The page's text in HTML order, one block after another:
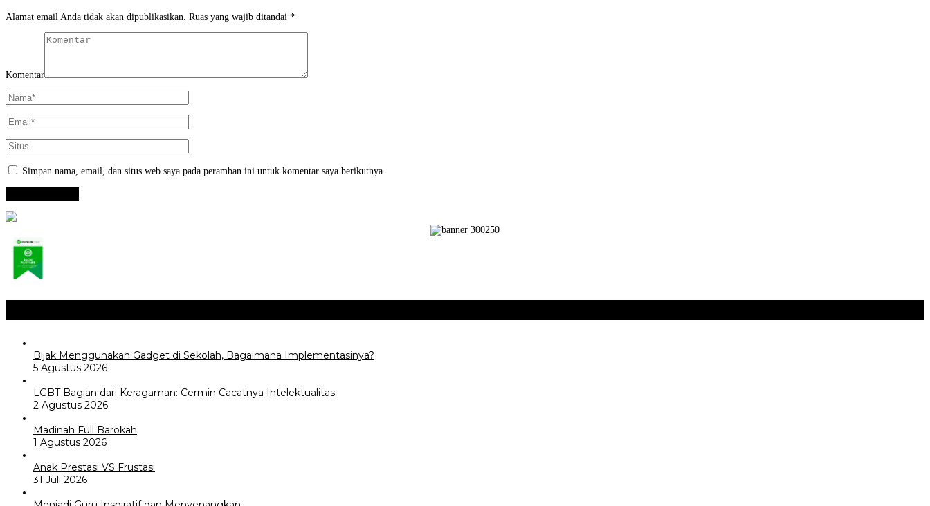
Alamat email Anda tidak akan dipublikasikan. Ruas yang wajib ditandai *
Komentar
Simpan nama, email, dan situs web saya pada peramban ini untuk komentar saya berikutnya.
Bijak Menggunakan Gadget di Sekolah, Bagaimana Implementasinya?
5 Agustus 2026
LGBT Bagian dari Keragaman: Cermin Cacatnya Intelektualitas
2 Agustus 2026
Madinah Full Barokah
1 Agustus 2026
Anak Prestasi VS Frustasi
31 Juli 2026